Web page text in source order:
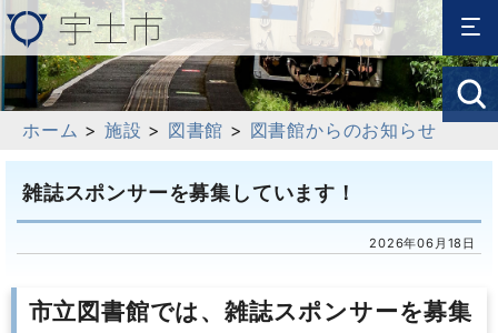
ホーム > 施設 > 図書館 > 図書館からのお知らせ
雑誌スポンサーを募集しています！
2026年06月18日
市立図書館では、雑誌スポンサーを募集